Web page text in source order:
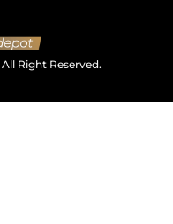
All Right Reserved.